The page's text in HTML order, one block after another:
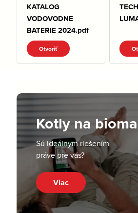
KATALOG
VODOVODNE
BATERIE 2024.pdf
Otvoriť
Kotly na
Sú ideálnym riešením
práve pre vás?
Viac